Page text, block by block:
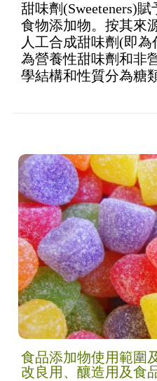
甜味劑(Sweeteners)
食物添加物。按其來
人工合成甜味劑(即
為營養性甜味劑和非
學結構和性質分為糖
食品添加物使用範圍
改良用、釀造用及食